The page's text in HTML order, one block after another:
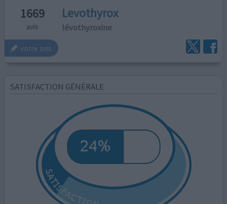
1669
avis
Levothyrox
lévothyroxine
votre avis
SATISFACTION GÉNÉRALE